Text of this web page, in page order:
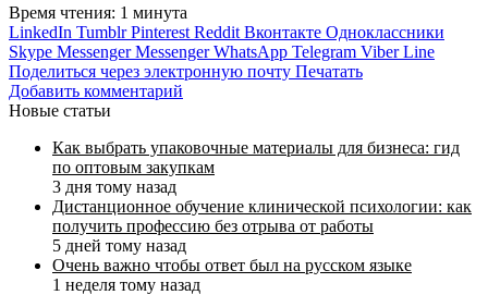
Время чтения: 1 минута
LinkedIn Tumblr Pinterest Reddit Вконтакте Одноклассники
Skype Messenger Messenger WhatsApp Telegram Viber Line
Поделиться через электронную почту Печатать
Добавить комментарий
Новые статьи
Как выбрать упаковочные материалы для бизнеса: гид
по оптовым закупкам
3 дня тому назад
Дистанционное обучение клинической психологии: как
получить профессию без отрыва от работы
5 дней тому назад
Очень важно чтобы ответ был на русском языке
1 неделя тому назад